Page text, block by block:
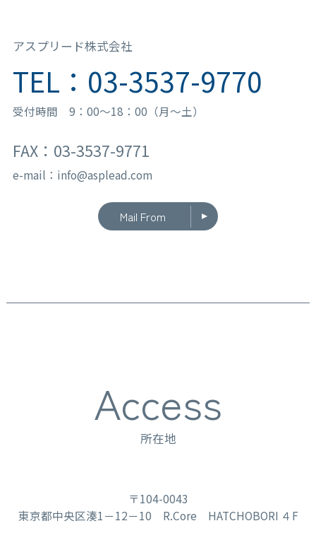
アスプリード株式会社
TEL：03-3537-9770
受付時間 9：00〜18：00（月〜土）
FAX：03-3537-9771
e-mail：info@asplead.com
Mail From
Access
所在地
〒104-0043
東京都中央区湊1－12－10 R.Core HATCHOBORI ４F